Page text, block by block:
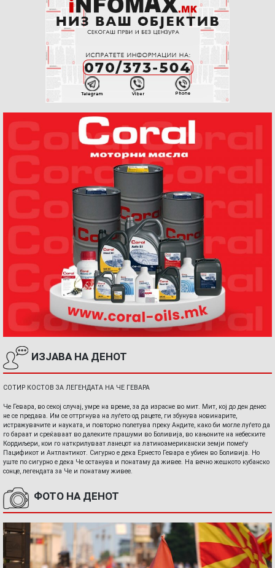
ИЗЈАВА НА ДЕНОТ
СОТИР КОСТОВ ЗА ЛЕГЕНДАТА НА ЧЕ ГЕВАРА
Че Гевара, во секој случај, умре на време, за да израсне во мит. Мит, кој до ден денес
не се предава. Им се оттргнува на луѓето од рацете, ги збунува новинарите,
истражувачите и науката, и повторно полетува преку Андите, како би могле луѓето да
го бараат и среќаваат во далеките прашуми во Боливија, во кањоните на небеските
Кордиљери, кои го наткрилуваат ланецот на латиноамерикански земји помеѓу
Пацификот и Антлантикот. Сигурно е дека Ернесто Гевара е убиен во Боливија. Но
уште по сигурно е дека Че останува и понатаму да живее. На вечно жешкото кубанско
сонце, легендата за Че и понатаму живее.
ФОТО НА ДЕНОТ